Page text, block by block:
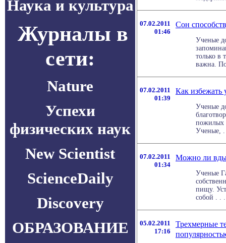
Наука и культура
Журналы в
сети:
Nature
Успехи
физических наук
New Scientist
ScienceDaily
Discovery
ОБРАЗОВАНИЕ
07.02.2011
01:46
Сон
Ученые
только в
важна.
07.02.2011
01:39
Как избежать
Ученые
пожилых
Ученые,
07.02.2011
01:34
Можно ли
Ученые
пищу.
собой . . .
05.02.2011
17:16
Трехмерные